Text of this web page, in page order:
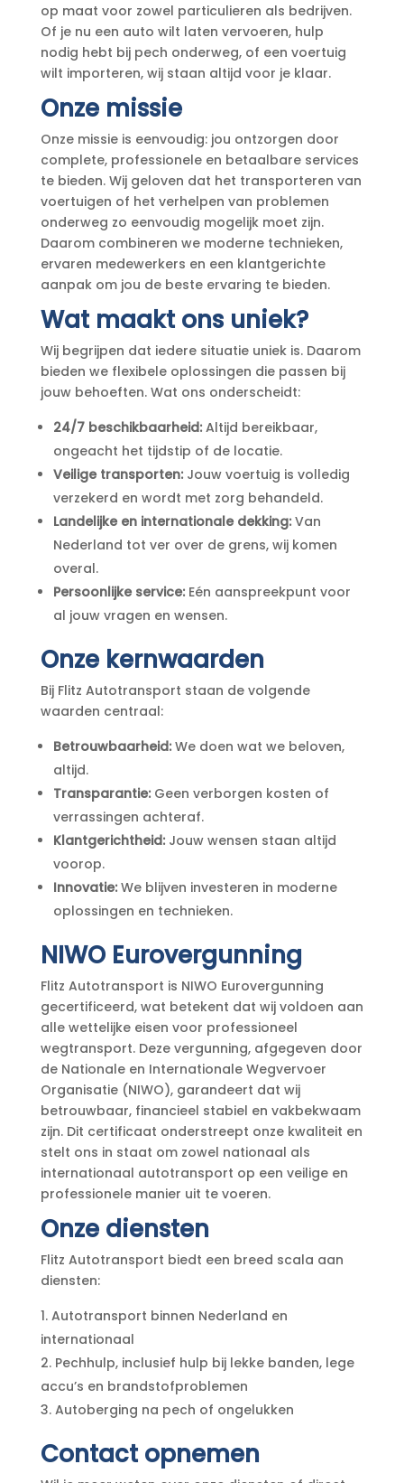
op maat voor zowel particulieren als bedrijven.
Of je nu een auto wilt laten vervoeren, hulp
nodig hebt bij pech onderweg, of een voertuig
wilt importeren, wij staan altijd voor je klaar.
Onze missie
Onze missie is eenvoudig: jou ontzorgen door
complete, professionele en betaalbare services
te bieden. Wij geloven dat het transporteren van
voertuigen of het verhelpen van problemen
onderweg zo eenvoudig mogelijk moet zijn.
Daarom combineren we moderne technieken,
ervaren medewerkers en een klantgerichte
aanpak om jou de beste ervaring te bieden.
Wat maakt ons uniek?
Wij begrijpen dat iedere situatie uniek is. Daarom
bieden we flexibele oplossingen die passen bij
jouw behoeften. Wat ons onderscheidt:
24/7 beschikbaarheid:Altijd bereikbaar,
ongeacht het tijdstip of de locatie.
Veilige transporten:Jouw voertuig is volledig
verzekerd en wordt met zorg behandeld.
Landelijke en internationale dekking:Van
Nederland tot ver over de grens, wij komen
overal.
Persoonlijke service:Eén aanspreekpunt voor
al jouw vragen en wensen.
Onze kernwaarden
Bij Flitz Autotransport staan de volgende
waarden centraal:
Betrouwbaarheid:We doen wat we beloven,
altijd.
Transparantie:Geen verborgen kosten of
verrassingen achteraf.
Klantgerichtheid:Jouw wensen staan altijd
voorop.
Innovatie:We blijven investeren in moderne
oplossingen en technieken.
NIWO Eurovergunning
Flitz Autotransport is NIWO Eurovergunning
gecertificeerd, wat betekent dat wij voldoen aan
alle wettelijke eisen voor professioneel
wegtransport. Deze vergunning, afgegeven door
de Nationale en Internationale Wegvervoer
Organisatie (NIWO), garandeert dat wij
betrouwbaar, financieel stabiel en vakbekwaam
zijn. Dit certificaat onderstreept onze kwaliteit en
stelt ons in staat om zowel nationaal als
internationaal autotransport op een veilige en
professionele manier uit te voeren.
Onze diensten
Flitz Autotransport biedt een breed scala aan
diensten:
Autotransport binnen Nederland en
internationaal
Pechhulp, inclusief hulp bij lekke banden, lege
accu’s en brandstofproblemen
Autoberging na pech of ongelukken
Contact opnemen